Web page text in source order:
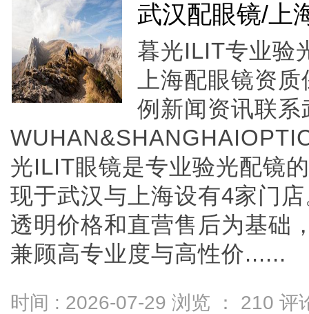
武汉配眼镜/上
暮光ILIT专业验
上海配眼镜资
例新闻资讯联
光ILIT眼镜是专业验光配镜
现于武汉与上海设有4家门
透明价格和直营售后为基础
兼顾高专业度与高性价......
时间 : 2026-07-29 浏览 ： 210 评